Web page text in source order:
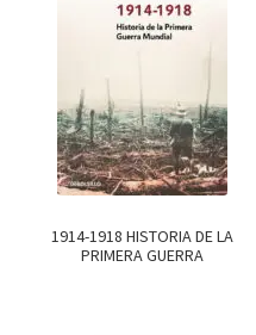
1914-1918 HISTORIA DE LA
PRIMERA GUERRA